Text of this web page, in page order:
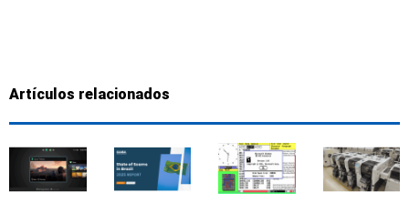
Artículos relacionados